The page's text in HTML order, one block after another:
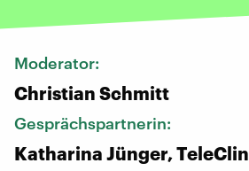
Moderator:
Christian Schmitt
Gesprächspartnerin:
Katharina Jünger,